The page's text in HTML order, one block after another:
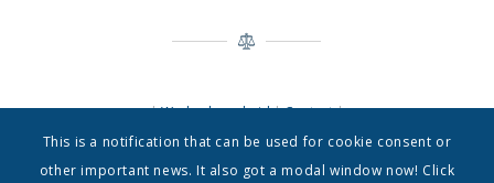
|Werkgelegenheid|Contact|
This is a notification that can be used for cookie consent or
other important news. It also got a modal window now! Click